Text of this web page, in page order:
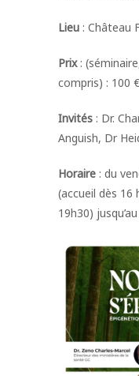
Lieu : Château
Prix:
compris) : 100
Invités : Dr.
Anguish, Dr
Horaire : du
(accueil dès
19h30)